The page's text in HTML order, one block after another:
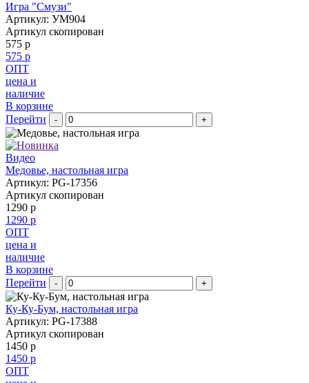
Игра "Смузи"
Артикул: УМ904
Артикул скопирован
575 р
575 р
ОПТ
цена и
наличие
В корзине
Перейти
- +
Видео
Медовье, настольная игра
Артикул: PG-17356
Артикул скопирован
1290 р
1290 р
ОПТ
цена и
наличие
В корзине
Перейти
- +
Ку-Ку-Бум, настольная игра
Артикул: PG-17388
Артикул скопирован
1450 р
1450 р
ОПТ